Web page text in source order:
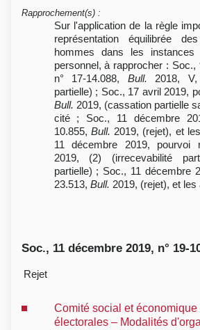
Rapprochement(s) :
Sur l'application de la règle
représentation équilibrée
hommes dans les instances
personnel, à rapprocher :
n° 17-14.088, Bull. 2018,
partielle) ; Soc., 17 avril 2019,
Bull. 2019, (cassation partielle
cité ; Soc., 11 décembre
10.855, Bull. 2019, (rejet), et
11 décembre 2019, pourvoi
2019, (2) (irrecevabilité
partielle) ; Soc., 11 décembre
23.513, Bull. 2019, (rejet), et les
Soc., 11 décembre 2019, n° 19-
Rejet
Comité social et économique
électorales – Modalités